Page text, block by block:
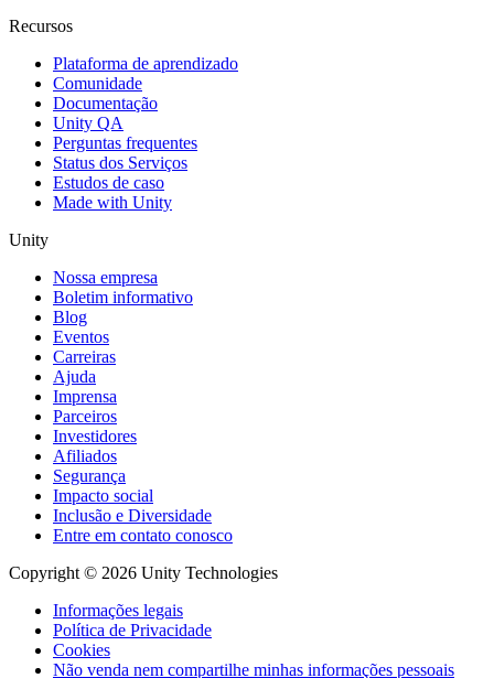
Recursos
Plataforma de aprendizado
Comunidade
Documentação
Unity QA
Perguntas frequentes
Status dos Serviços
Estudos de caso
Made with Unity
Unity
Nossa empresa
Boletim informativo
Blog
Eventos
Carreiras
Ajuda
Imprensa
Parceiros
Investidores
Afiliados
Segurança
Impacto social
Inclusão e Diversidade
Entre em contato conosco
Copyright © 2026 Unity Technologies
Informações legais
Política de Privacidade
Cookies
Não venda nem compartilhe minhas informações pessoais